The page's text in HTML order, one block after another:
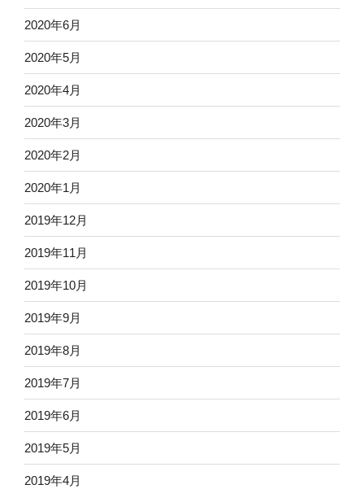
2020年6月
2020年5月
2020年4月
2020年3月
2020年2月
2020年1月
2019年12月
2019年11月
2019年10月
2019年9月
2019年8月
2019年7月
2019年6月
2019年5月
2019年4月